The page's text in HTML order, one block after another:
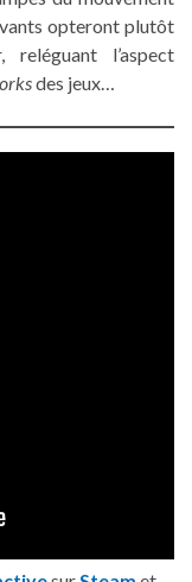
opteront plutôt
l’aspect
des jeux…